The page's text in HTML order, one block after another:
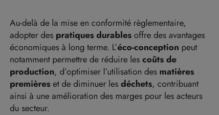
Au-delà de la mise en conformité règlementaire,
adopter des pratiques durablesoffre des avantages
économiques à long terme. L’éco-conception peut
notamment permettre de réduire lescoûts de
production, d’optimiser l’utilisation des matières
premièreset de diminuer lesdéchets, contribuant
ainsi à une amélioration des marges pour les acteurs
du secteur.